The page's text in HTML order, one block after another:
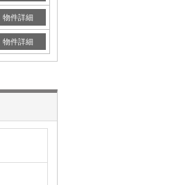
物件詳細
物件詳細